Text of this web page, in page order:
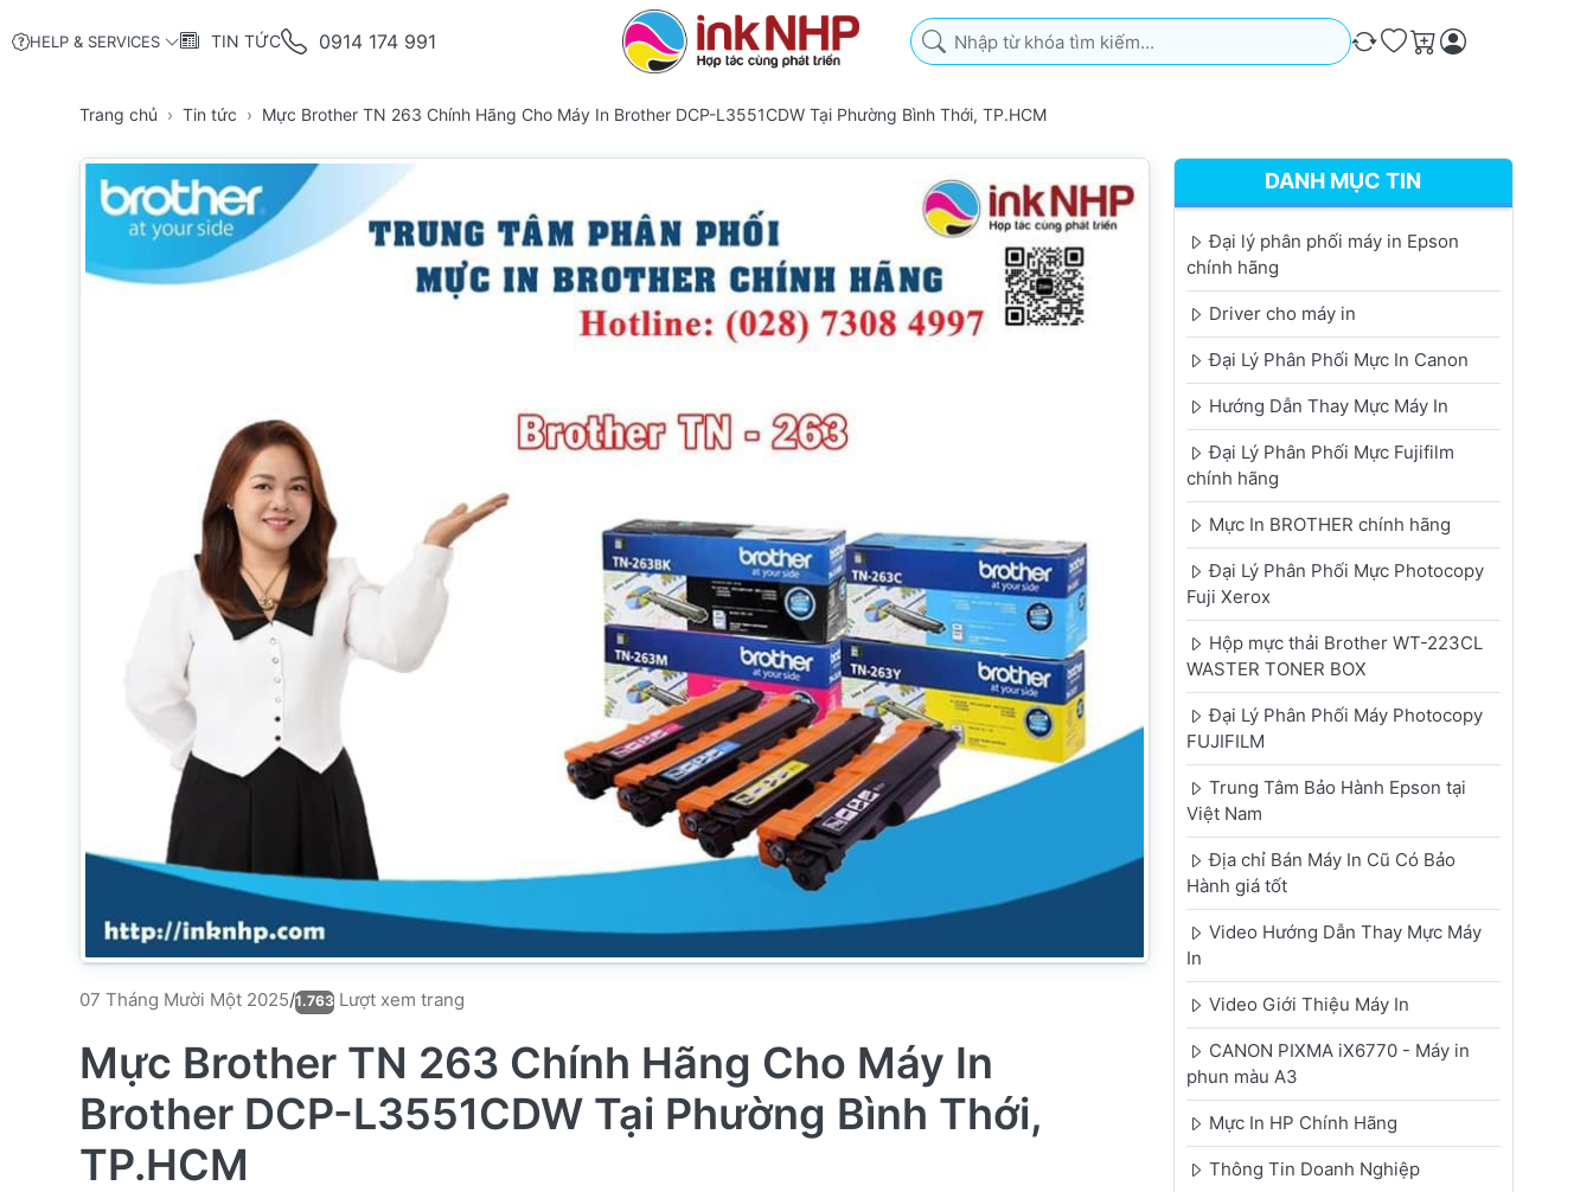
HELP & SERVICES TIN TỨC 0914 174 991
Nhập từ khóa tìm kiếm. Kết quả sẽ tự động xuất hiện khi bạn nhập. Nhấn phím
So sánh
Ưa thích
Giỏ hàng
Trang chủ Tin tức Mực Brother TN 263 Chính Hãng Cho Máy In Brother DCP-L3551CDW Tại Phường Bình Thới, TP.HCM
07 Tháng Mười Một 2025/1.763 Lượt xem trang
Mực Brother TN 263 Chính Hãng Cho Máy In
Brother DCP-L3551CDW Tại Phường Bình Thới,
TP.HCM
DANH MỤC TIN
Đại lý phân phối máy in Epson
chính hãng
Driver cho máy in
Đại Lý Phân Phối Mực In Canon
Hướng Dẫn Thay Mực Máy In
Đại Lý Phân Phối Mực Fujifilm
chính hãng
Mực In BROTHER chính hãng
Đại Lý Phân Phối Mực Photocopy
Fuji Xerox
Hộp mực thải Brother WT-223CL
WASTER TONER BOX
Đại Lý Phân Phối Máy Photocopy
FUJIFILM
Trung Tâm Bảo Hành Epson tại
Việt Nam
Địa chỉ Bán Máy In Cũ Có Bảo
Hành giá tốt
Video Hướng Dẫn Thay Mực Máy
In
Video Giới Thiệu Máy In
CANON PIXMA iX6770 - Máy in
phun màu A3
Mực In HP Chính Hãng
Thông Tin Doanh Nghiệp